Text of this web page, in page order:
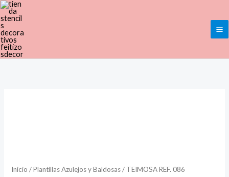
Ir
al
contenido
Inicio /Plantillas Azulejos y Baldosas/ TEIMOSA REF. 086
desde